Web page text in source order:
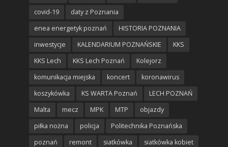
covid-19
daty z Poznania
enea energetyk poznań
HISTORIA POZNANIA
inwestycje
KALENDARIUM POZNAŃSKIE
KKS
KKS Lech
KKS Lech Poznań
Kolejorz
komunikacja miejska
koncert
koronawirus
koszykówka
KS WARTA Poznań
LECH POZNAŃ
Malta
mecz MPK MTP
objazdy
piłka nożna
policja
Politechnika Poznańska
poznań
remont siatkówka
siatkówka kobiet